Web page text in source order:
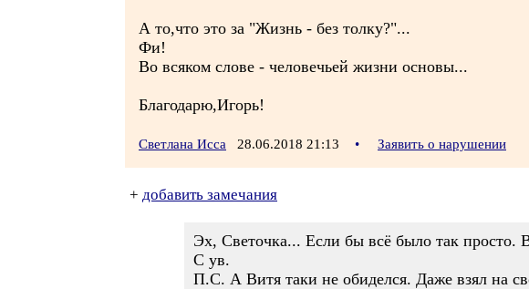
А то,что это за "Жизнь - без толку?"...
Фи!
Во всяком слове - человечьей жизни основы...
Благодарю,Игорь!
Светлана Исса 28.06.2018 21:13 • Заявить о нарушении
+ добавить замечания
Эх, Светочка... Если бы всё было так просто.
С ув.
П.С. А Витя таки не обиделся. Даже взял на